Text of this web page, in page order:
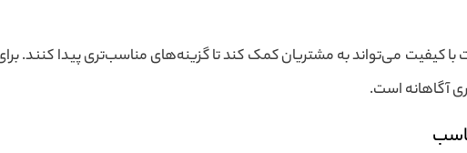
می‌تواند به مشتریان کمک کند تا گزینه‌های مناسب‌تری پیدا کنند.
آگاهانه است.